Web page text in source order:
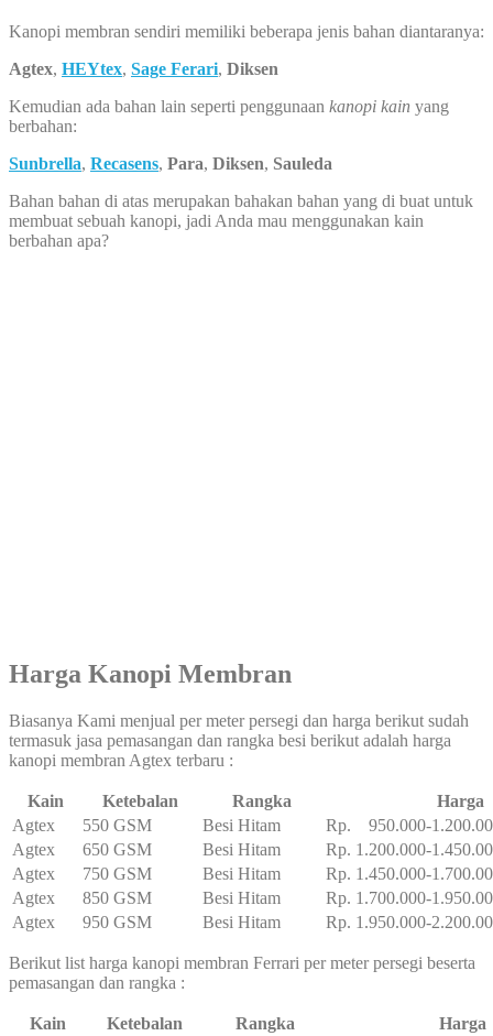
Kanopi membran sendiri memiliki beberapa jenis bahan diantaranya:
Agtex, HEYtex, Sage Ferari, Diksen
Kemudian ada bahan lain seperti penggunaan kanopi kain yang
berbahan:
Sunbrella, Recasens, Para, Diksen, Sauleda
Bahan bahan di atas merupakan bahakan bahan yang di buat untuk
membuat sebuah kanopi, jadi Anda mau menggunakan kain
berbahan apa?
Harga Kanopi Membran
Biasanya Kami menjual per meter persegi dan harga berikut sudah
termasuk jasa pemasangan dan rangka besi berikut adalah harga
kanopi membran Agtex terbaru :
Kain Ketebalan Rangka
Harga
Agtex
550 GSM Besi Hitam
Rp. 950.000-
Agtex
650 GSM Besi Hitam
Rp. 1.200.000-
Agtex
750 GSM Besi Hitam
Rp. 1.450.000-
Agtex
850 GSM Besi Hitam
Rp. 1.700.000-
Agtex
950 GSM Besi Hitam Rp. 1.950.000-
Berikut list harga kanopi membran Ferrari per meter persegi beserta
pemasangan dan rangka :
Kain Ketebalan Rangka
Harga